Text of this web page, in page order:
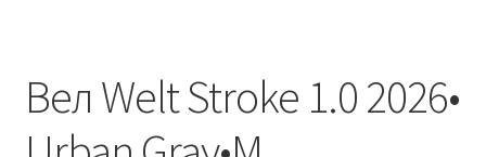
Вел Welt Stroke 1.0 2026•